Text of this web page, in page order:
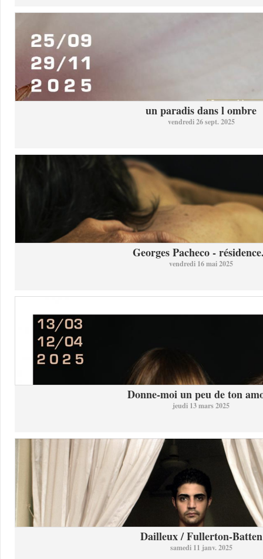
un paradis dans l ombre
vendredi 26 sept. 2025
Georges Pacheco -
vendredi 16 mai 2025
Donne-moi un peu de ton
jeudi 13 mars 2025
Dailleux / Fullerton-Batten
samedi 11 janv. 2025